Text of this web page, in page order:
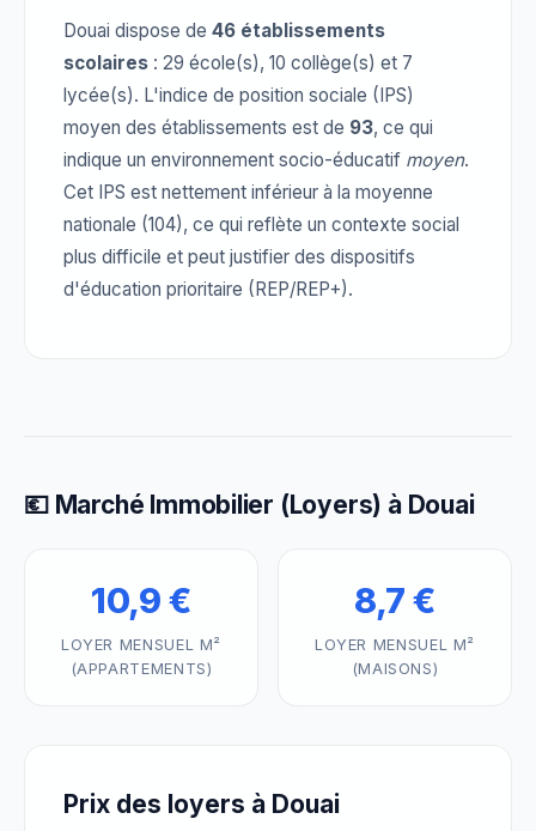
Douai dispose de 46 établissements
scolaires : 29 école(s), 10 collège(s) et 7
lycée(s). L'indice de position sociale (IPS)
moyen des établissements est de 93, ce qui
indique un environnement socio-éducatif moyen.
Cet IPS est nettement inférieur à la moyenne
nationale (104), ce qui reflète un contexte social
plus difficile et peut justifier des dispositifs
d'éducation prioritaire (REP/REP+).
💶 Marché Immobilier (Loyers) à Douai
10,9 €
LOYER MENSUEL M²
(APPARTEMENTS)
8,7 €
LOYER MENSUEL M²
(MAISONS)
Prix des loyers à Douai